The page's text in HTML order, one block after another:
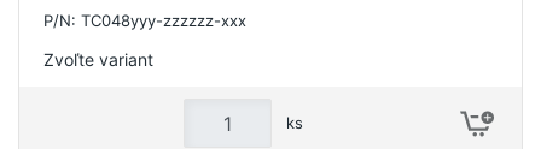
P/N: TC048yyy-zzzzzz-xxx
Zvoľte variant
ks